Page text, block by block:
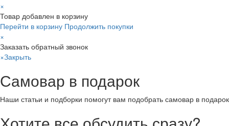
×
Товар добавлен в корзину
Перейти в корзину Продолжить покупки
×
Заказать обратный звонок
×Закрыть
Самовар в подарок
Наши статьи и подборки помогут вам подобрать самовар в подарок